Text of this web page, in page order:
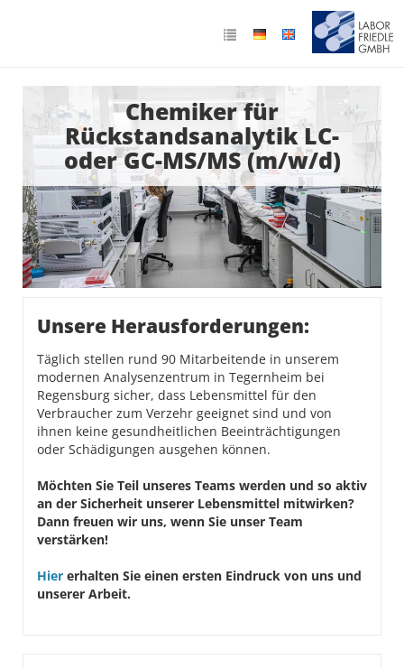
Chemiker für
Rückstandsanalytik LC-
oder GC-MS/MS (m/w/d)
Unsere Herausforderungen:
Täglich stellen rund 90 Mitarbeitende in unserem
modernen Analysenzentrum in Tegernheim bei
Regensburg sicher, dass Lebensmittel für den
Verbraucher zum Verzehr geeignet sind und von
ihnen keine gesundheitlichen Beeinträchtigungen
oder Schädigungen ausgehen können.
Möchten Sie Teil unseres Teams werden und so aktiv
an der Sicherheit unserer Lebensmittel mitwirken?
Dann freuen wir uns, wenn Sie unser Team
verstärken!
Hier erhalten Sie einen ersten Eindruck von uns und
unserer Arbeit.